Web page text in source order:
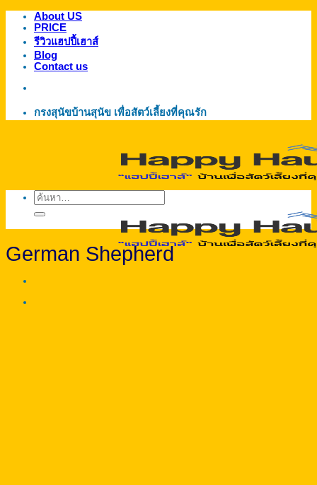
ข้าม
เนื้อหา
About US
PRICE
รีวิวแฮปปี้เฮาส์
Blog
Contact us
กรงสุนัขบ้านสุนัข เพื่อสัตว์เลี้ยงที่คุณรัก
ค้นหา:
German Shepherd